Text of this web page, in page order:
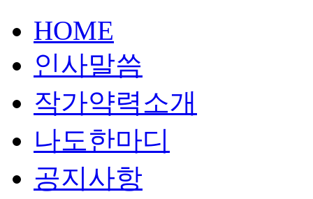
HOME
인사말씀
작가약력소개
나도한마디
공지사항